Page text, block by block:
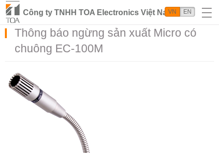
Công ty TNHH TOA Electronics Việt Nam
VN EN
Thông báo ngừng sản xuất Micro có
chuông EC-100M